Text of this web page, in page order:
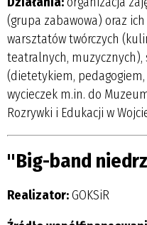
(grupa zabawowa) oraz
warsztatów twórczych
teatralnych,
(dietetykiem,
wycieczek m.in. do
Rozrywki i Edukacji w
"Big-band
Realizator:GOKSiR